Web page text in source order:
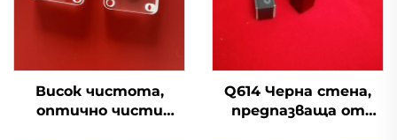
Висок чистота,
оптично чисти
Q614 Черна стена,
предпазваща от